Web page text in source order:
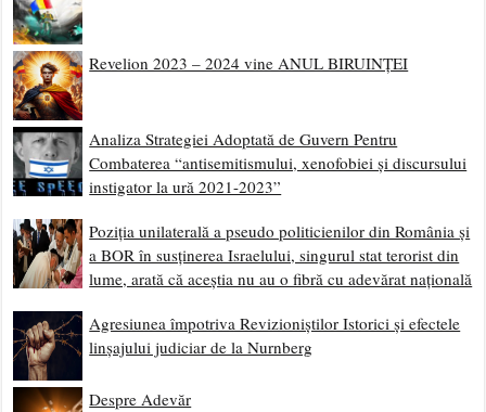
Revelion 2023 – 2024 vine ANUL BIRUINȚEI
Analiza Strategiei Adoptată de Guvern Pentru
Combaterea “antisemitismului, xenofobiei și discursului
instigator la ură 2021-2023”
Poziția unilaterală a pseudo politicienilor din România și
a BOR în susținerea Israelului, singurul stat terorist din
lume, arată că aceștia nu au o fibră cu adevărat națională
Agresiunea împotriva Revizioniștilor Istorici și efectele
linșajului judiciar de la Nurnberg
Despre Adevăr